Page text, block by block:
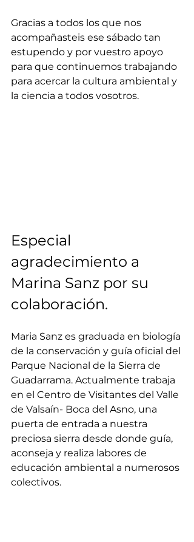
Gracias a todos los que nos
acompañasteis ese sábado tan
estupendo y por vuestro apoyo
para que continuemos trabajando
para acercar la cultura ambiental y
la ciencia a todos vosotros.
Especial
agradecimiento a
Marina Sanz por su
colaboración.
Maria Sanz es graduada en biología
de la conservación y guía oficial del
Parque Nacional de la Sierra de
Guadarrama. Actualmente trabaja
en el Centro de Visitantes del Valle
de Valsaín- Boca del Asno, una
puerta de entrada a nuestra
preciosa sierra desde donde guía,
aconseja y realiza labores de
educación ambiental a numerosos
colectivos.